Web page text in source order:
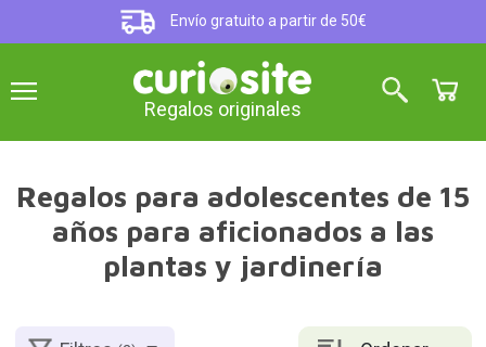
Envío gratuito a partir de 50€
Regalos originales
Regalos para adolescentes de 15
años para aficionados a las
plantas y jardinería